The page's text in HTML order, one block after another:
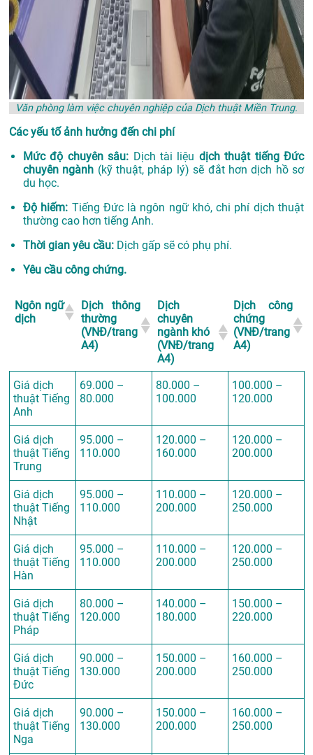
Văn phòng làm việc chuyên nghiệp của Dịch thuật Miền Trung.
Các yếu tố ảnh hưởng đến chi phí
Mức độ chuyên sâu: Dịch tài liệu dịch thuật tiếng Đức
chuyên ngành (kỹ thuật, pháp lý) sẽ đắt hơn dịch hồ sơ
du học.
Độ hiếm: Tiếng Đức là ngôn ngữ khó, chi phí dịch thuật
thường cao hơn tiếng Anh.
Thời gian yêu cầu: Dịch gấp sẽ có phụ phí.
Yêu cầu công chứng.
Ngôn ngữ
dịch
Dịch thông
thường
(VNĐ/trang
A4)
Dịch
chuyên
ngành khó
(VNĐ/trang
A4)
Dịch công
chứng
(VNĐ/trang
A4)
Giá dịch
thuật Tiếng
Anh
69.000 –
80.000
80.000 –
100.000
100.000 –
120.000
Giá dịch
thuật Tiếng
Trung
95.000 –
110.000
120.000 –
160.000
120.000 –
200.000
Giá dịch
thuật Tiếng
Nhật
95.000 –
110.000
110.000 –
200.000
120.000 –
250.000
Giá dịch
thuật Tiếng
Hàn
95.000 –
110.000
110.000 –
200.000
120.000 –
250.000
Giá dịch
thuật Tiếng
Pháp
80.000 –
120.000
140.000 –
180.000
150.000 –
220.000
Giá dịch
thuật Tiếng
Đức
90.000 –
130.000
150.000 –
200.000
160.000 –
250.000
Giá dịch
thuật Tiếng
Nga
90.000 –
130.000
150.000 –
200.000
160.000 –
250.000